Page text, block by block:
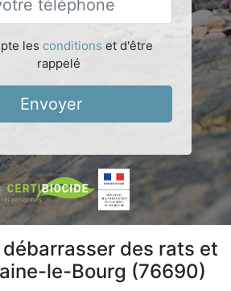
les conditions et d'être
rappelé
Envoyer
des rats et
le-Bourg (76690)